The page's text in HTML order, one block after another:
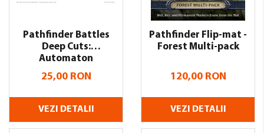
Pathfinder Battles
Deep Cuts:
Automaton
25,00 RON
VEZI DETALII
Pathfinder Flip-mat -
Forest Multi-pack
120,00 RON
VEZI DETALII